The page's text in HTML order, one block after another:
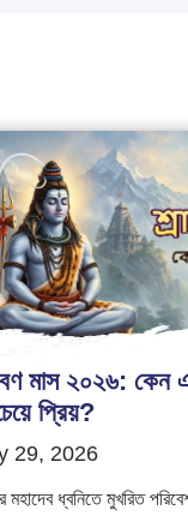
মাস ২০২৬: কেন
প্রিয়?
29, 2026
মহাদেব ধ্বনিতে মুখরিত